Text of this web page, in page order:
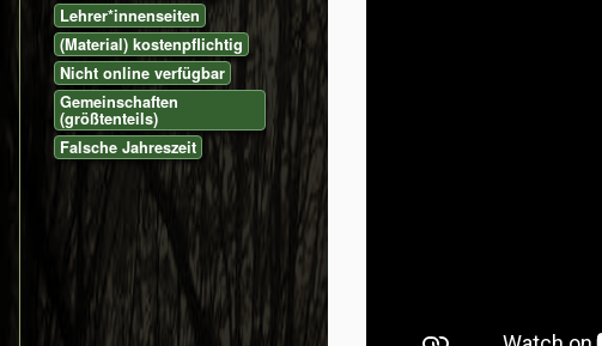
Lehrer*innenseiten
(Material) kostenpflichtig
Nicht online verfügbar
Gemeinschaften
(größtenteils)
Falsche Jahreszeit